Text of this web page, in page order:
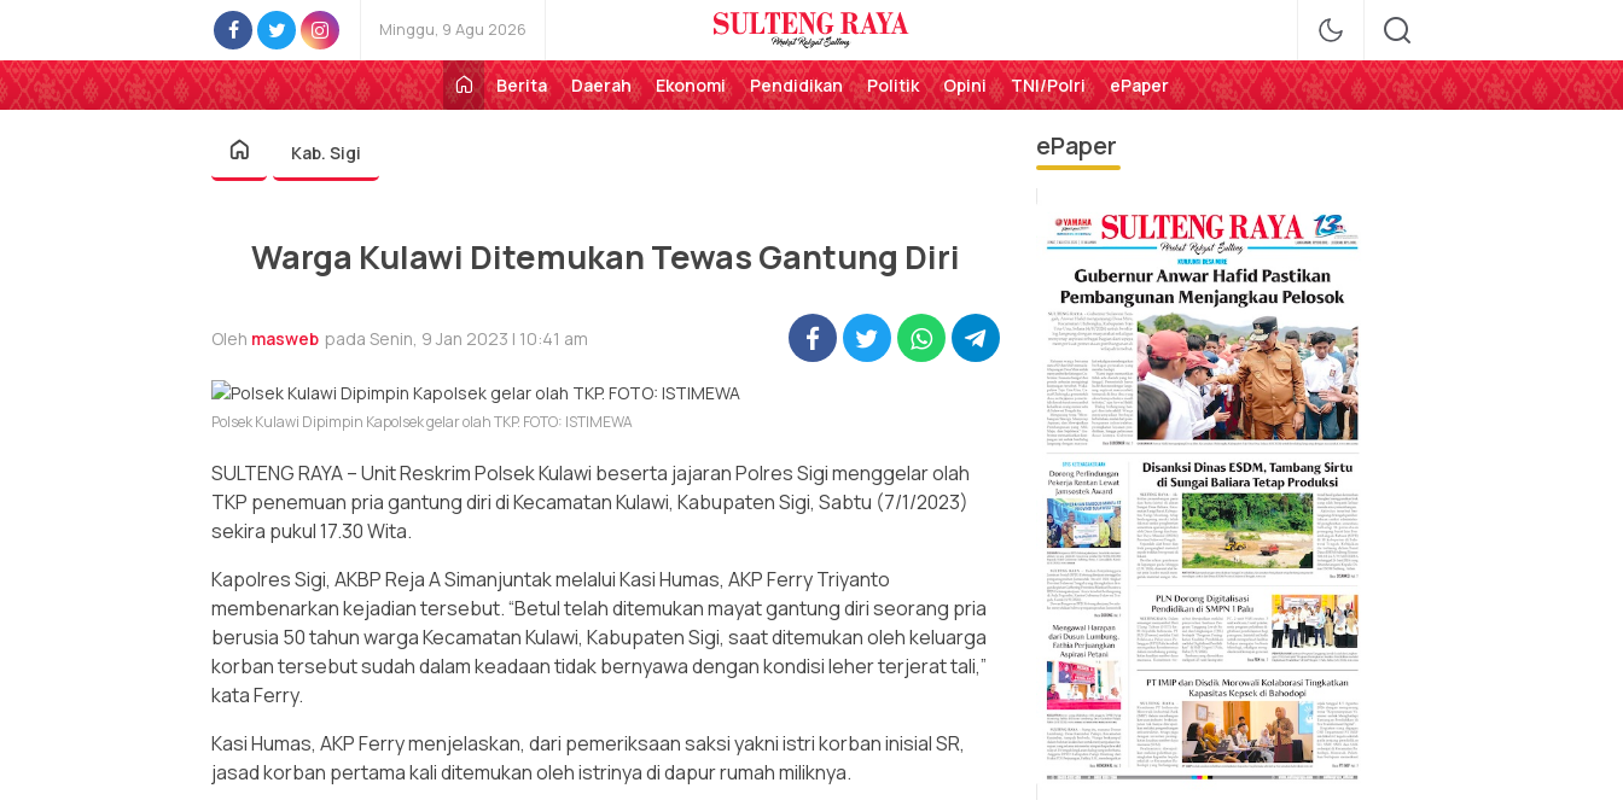
Minggu, 9 Agu 2026
Sulteng Raya
Perekat Rakyat Sulteng
Berita
Daerah Ekonomi Pendidikan Politik Opini TNI/Polri ePaper
Kab. Sigi
Warga Kulawi Ditemukan Tewas Gantung Diri
Oleh masweb pada Senin, 9 Jan 2023 | 10:41 am
Polsek Kulawi Dipimpin Kapolsek gelar olah TKP. FOTO: ISTIMEWA
SULTENG RAYA – Unit Reskrim Polsek Kulawi beserta jajaran Polres Sigi menggelar olah
TKP penemuan pria gantung diri di Kecamatan Kulawi, Kabupaten Sigi, Sabtu (7/1/2023)
sekira pukul 17.30 Wita.
Kapolres Sigi, AKBP Reja A Simanjuntak melalui Kasi Humas, AKP Ferry Triyanto
membenarkan kejadian tersebut. “Betul telah ditemukan mayat gantung diri seorang pria
berusia 50 tahun warga Kecamatan Kulawi, Kabupaten Sigi, saat ditemukan oleh keluarga
korban tersebut sudah dalam keadaan tidak bernyawa dengan kondisi leher terjerat tali,”
kata Ferry.
Kasi Humas, AKP Ferry menjelaskan, dari pemeriksaan saksi yakni istri korban inisial SR,
jasad korban pertama kali ditemukan oleh istrinya di dapur rumah miliknya.
ePaper